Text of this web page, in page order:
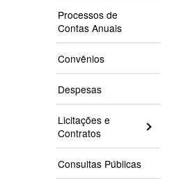
Processos de
Contas Anuais
Convênios
Despesas
Licitações e
Contratos
Consultas Públicas